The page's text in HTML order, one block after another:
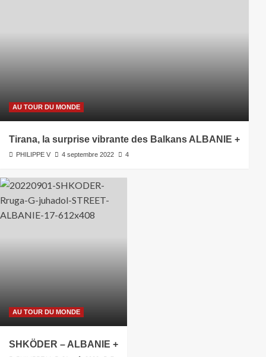
AU TOUR DU MONDE
Tirana, la surprise vibrante des Balkans ALBANIE +
PHILIPPE V 4 septembre 2022 4
AU TOUR DU MONDE
SHKÖDER – ALBANIE +